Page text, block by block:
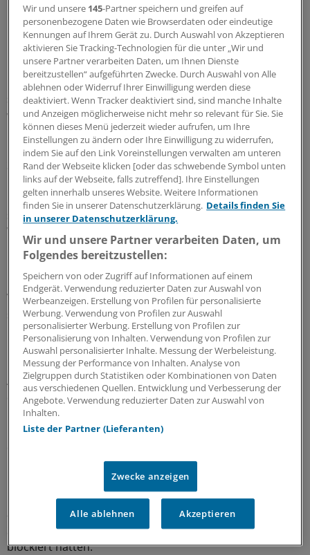
Höheres Honorar für Ärzte ist nur möglich, wenn
sofortige Einsparungen an anderer Stelle nachgewiesen
werden. Das ist in der Realität kaum möglich.
In diesem Punkt deutete sich beim Medi-Kongress am
Sonntag in Stuttgart Veränderungsbereitschaft bei
Parlamentariern an. Sowohl Michael Hennrich von der
CDU wie auch Biggi Bender von Bündnis 90/Die Grünen
schlugen vor, die engen Anforderungen an die
Wirtschaftlichkeit von Paragraf 73b-Verträgen fallen zu
lassen.
Bender will dafür die Verpflichtung des
Vertragsabschlusses mit dem Hausärzteverband
streichen, Hennrich will dies für die Kassen zu einer
komplett freiwilligen Option machen.
Franz Knieps, viele Jahr unter Ulla Schmidt (SPD)
Abteilungsleiter im Bundesgesundheitsministerium, hält
dies für ein "Danaer-Geschenk" und wird darin vom
baden-württembergischen AOK-Chef Dr. Christopher
Hermann bestätigt: "Dann ist wieder der Schlafwagen
Der Zwang zum Abschluss von Hausarzt-Verträgen sei
nur deshalb vom Gesetzgeber geschaffen worden, weil
außer der AOK Baden-Württemberg alle
Systembeteiligten den Abschluss alternativer Verträge
blockiert hätten.
Wir und unsere 145-Partner speichern und greifen auf
personenbezogene Daten wie Browserdaten oder eindeutige
Kennungen auf Ihrem Gerät zu. Durch Auswahl von Akzeptieren
aktivieren Sie Tracking-Technologien für die unter „Wir und
unsere Partner verarbeiten Daten, um Ihnen Dienste
bereitzustellen“ aufgeführten Zwecke. Durch Auswahl von Alle
ablehnen oder Widerruf Ihrer Einwilligung werden diese
deaktiviert. Wenn Tracker deaktiviert sind, sind manche Inhalte
und Anzeigen möglicherweise nicht mehr so relevant für Sie. Sie
können dieses Menü jederzeit wieder aufrufen, um Ihre
Einstellungen zu ändern oder Ihre Einwilligung zu widerrufen,
indem Sie auf den Link Voreinstellungen verwalten am unteren
Rand der Webseite klicken [oder das schwebende Symbol unten
links auf der Webseite, falls zutreffend]. Ihre Einstellungen
gelten innerhalb unseres Website. Weitere Informationen
finden Sie in unserer Datenschutzerklärung. Details finden Sie
in unserer Datenschutzerklärung.
Wir und unsere Partner verarbeiten Daten, um
Folgendes bereitzustellen:
Speichern von oder Zugriff auf Informationen auf einem
Endgerät. Verwendung reduzierter Daten zur Auswahl von
Werbeanzeigen. Erstellung von Profilen für personalisierte
Werbung. Verwendung von Profilen zur Auswahl
personalisierter Werbung. Erstellung von Profilen zur
Personalisierung von Inhalten. Verwendung von Profilen zur
Auswahl personalisierter Inhalte. Messung der Werbeleistung.
Messung der Performance von Inhalten. Analyse von
Zielgruppen durch Statistiken oder Kombinationen von Daten
aus verschiedenen Quellen. Entwicklung und Verbesserung der
Angebote. Verwendung reduzierter Daten zur Auswahl von
Inhalten.
Liste der Partner (Lieferanten)
Zwecke anzeigen
Alle ablehnen Akzeptieren